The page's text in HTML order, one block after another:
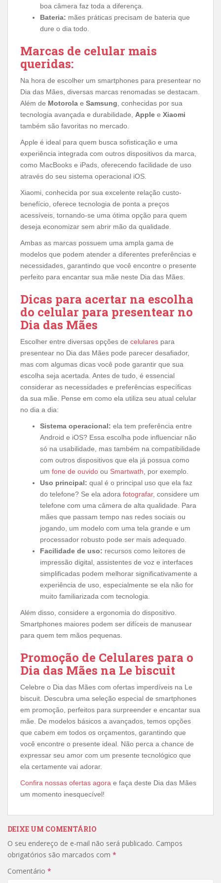
boa câmera faz toda a diferença.
Bateria: mães práticas precisam de bateria que
dure o dia todo.
Marcas de celular mais
queridas:
Na hora de escolher um smartphones para presentear no
Dia das Mães, diversas marcas renomadas se destacam.
Além de Motorola e Samsung , conhecidas por sua
tecnologia avançada e durabilidade, Apple e Xiaomi
também são favoritas no mercado.
Apple é ideal para quem busca sofisticação e uma
experiência integrada com outros dispositivos da marca,
como MacBooks e iPads, oferecendo facilidade de uso
através do seu sistema operacional iOS.
Xiaomi, conhecida por sua excelente relação custo-
benefício, oferece tecnologia de ponta a preços
acessíveis, tornando-se uma ótima opção para quem
deseja economizar sem abrir mão da qualidade.
Ambas as marcas possuem uma ampla gama de
modelos que podem atender a diferentes preferências e
necessidades, garantindo que você encontre o presente
perfeito para encantar sua mãe neste Dia das Mães.
Dicas para acertar na escolha
do celular para presentear no
Dia das Mães
Escolher entre diversas opções de celulares para
presentear no Dia das Mães pode parecer desafiador,
mas com algumas dicas você pode garantir que sua
escolha seja acertada. Antes de tudo, é essencial
considerar as necessidades e preferências específicas
da sua mãe. Pense em como ela utiliza seu atual celular
no dia a dia:
Sistema operacional: ela tem preferência entre
Android e iOS? Essa escolha pode influenciar não
só na usabilidade, mas também na compatibilidade
com outros dispositivos que ela já possua como
um fone de ouvido ou Smartwath , por exemplo.
Uso principal: qual é o principal uso que ela faz
do telefone? Se ela adora fotografar, considere um
telefone com uma câmera de alta qualidade. Para
mães que passam tempo nas redes sociais ou
jogando, um modelo com uma tela grande e um
processador robusto pode ser mais adequado.
Facilidade de uso: recursos como leitores de
impressão digital, assistentes de voz e interfaces
simplificadas podem melhorar significativamente a
experiência de uso, especialmente se ela não for
muito familiarizada com tecnologia.
Além disso, considere a ergonomia do dispositivo.
Smartphones maiores podem ser difíceis de manusear
para quem tem mãos pequenas.
Promoção de Celulares para o
Dia das Mães na Le biscuit
Celebre o Dia das Mães com ofertas imperdíveis na Le
biscuit. Descubra uma seleção especial de smartphones
em promoção, perfeitos para surpreender e encantar sua
mãe. De modelos básicos a avançados, temos opções
que cabem em todos os orçamentos, garantindo que
você encontre o presente ideal. Não perca a chance de
expressar seu amor com um presente tecnológico que
ela certamente vai adorar.
Confira nossas ofertas agora e faça deste Dia das Mães
um momento inesquecível!
DEIXE UM COMENTÁRIO
O seu endereço de e-mail não será publicado. Campos
obrigatórios são marcados com *
Comentário *